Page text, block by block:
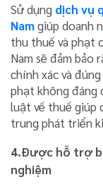
Sử dụng dịch vụ
Namgiúp doanh
thu thuế và phạt
Nam sẽ đảm bảo
chính xác và
phạt không đáng
luật về thuế giúp
trung phát triển
4.Được hỗ trợ
nghiệm